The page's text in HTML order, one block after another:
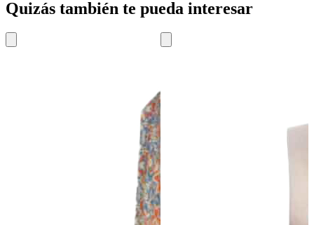
Quizás también te pueda interesar